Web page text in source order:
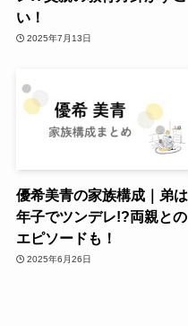
い！
2025年7月13日
優希美青の家族構成｜弟は
年子でツンデレ!?両親との
エピソードも！
2025年6月26日